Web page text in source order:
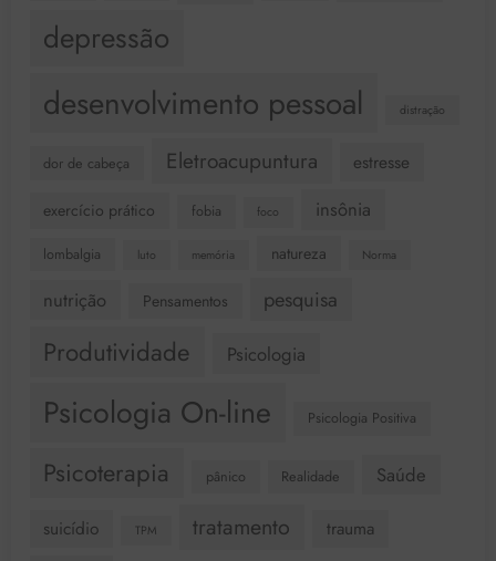
depressão
desenvolvimento pessoal distração
dor de cabeça Eletroacupuntura estresse
exercício prático fobia foco insônia
lombalgia luto memória natureza Norma
nutrição Pensamentos pesquisa
Produtividade Psicologia
Psicologia On-line Psicologia Positiva
Psicoterapia pânico Realidade Saúde
suicídio TPM tratamento trauma